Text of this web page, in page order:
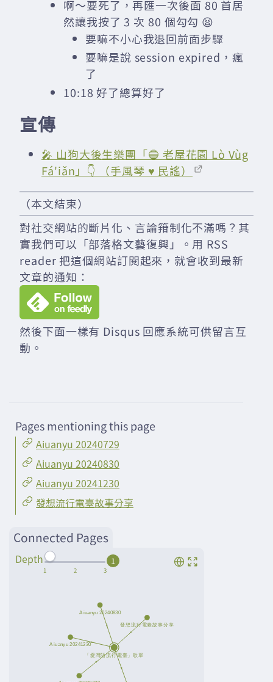
啊～要死了，再匯一次後面 80 首居
然讓我按了 3 次 80 個勾勾 😫
要嘛不小心我退回前面步驟
要嘛是說 session expired，瘋
了
10:18 好了總算好了
宣傳
🎤 山狗大後生樂團「🔵 老屋花園 Lò Vùg
Fá'iǎn」👇 （手風琴 ♥ 民謠）
（本文結束）
對社交網站的斷片化、言論箝制化不滿嗎？其
實我們可以「部落格文藝復興」。用 RSS
reader 把這個網站訂閱起來，就會收到最新
文章的通知：
然後下面一樣有 Disqus 回應系統可供留言互
動。
Connected Pages
Depth 1
Pages mentioning this page
Aiuanyu 20240729
Aiuanyu 20240830
Aiuanyu 20241230
發想流行電臺故事分享